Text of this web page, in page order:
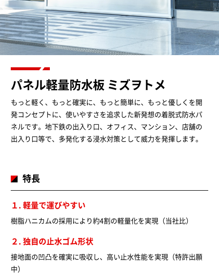
パネル軽量防水板 ミズヲトメ
もっと軽く、もっと確実に、もっと簡単に、もっと優しくを開
発コンセプトに、使いやすさを追求した新発想の着脱式防水パ
ネルです。地下鉄の出入り口、オフィス、マンション、店舗の
出入り口等で、多発化する浸水対策として威力を発揮します。
特長
１. 軽量で運びやすい
樹脂ハニカムの採用により約4割の軽量化を実現（当社比）
２. 独自の止水ゴム形状
接地面の凹凸を確実に吸収し、高い止水性能を実現（特許出願
中）